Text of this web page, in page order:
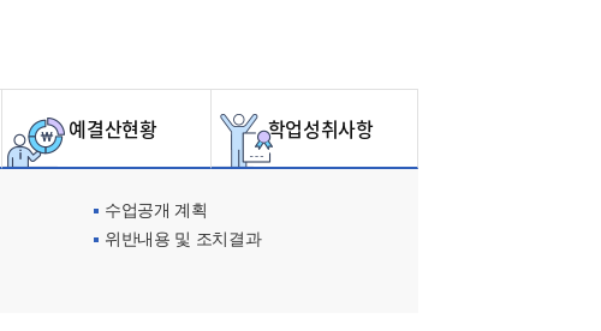
예결산현황 학업성취사항
수업공개 계획
위반내용 및 조치결과